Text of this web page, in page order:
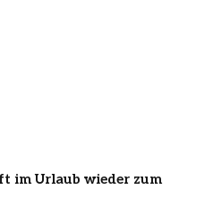
im Urlaub wieder zum